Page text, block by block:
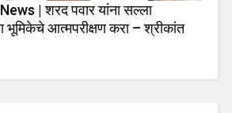
| शरद पवार यांना सल्ला
भूमिकेचे आत्मपरीक्षण करा – श्रीकांत